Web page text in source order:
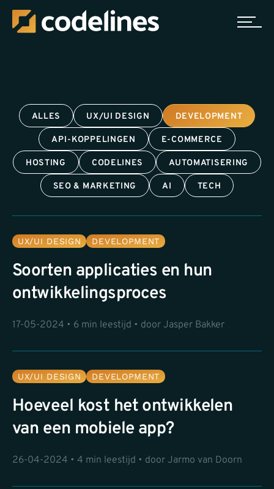
ALLES UX/UI DESIGN DEVELOPMENT
API-KOPPELINGEN E-COMMERCE
HOSTING CODELINES AUTOMATISERING
SEO & MARKETING AI TECH
UX/UI DESIGN DEVELOPMENT
Soorten applicaties en hun
ontwikkelingsproces
17-05-2024 • 6 min leestijd • door Jasper Bakker
UX/UI DESIGN DEVELOPMENT
Hoeveel kost het ontwikkelen
van een mobiele app?
26-04-2024 • 4 min leestijd • door Jarmo van Doorn